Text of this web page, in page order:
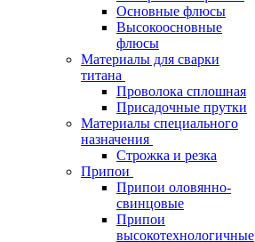
Основные флюсы
Высокоосновные
флюсы
Материалы для сварки
титана
Проволока сплошная
Присадочные прутки
Материалы специального
назначения
Строжка и резка
Припои
Припои оловянно-
свинцовые
Припои
высокотехнологичные